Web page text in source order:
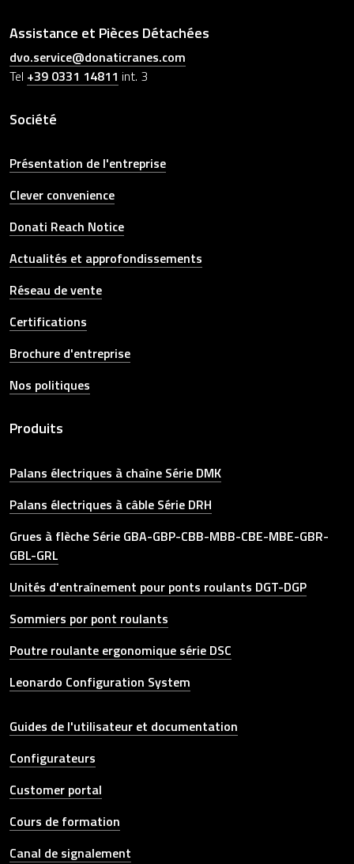
Assistance et Pièces Détachées
dvo.service@donaticranes.com
Tel +39 0331 14811 int. 3
Société
Présentation de l'entreprise
Clever convenience
Donati Reach Notice
Actualités et approfondissements
Réseau de vente
Certifications
Brochure d'entreprise
Nos politiques
Produits
Palans électriques à chaîne Série DMK
Palans électriques à câble Série DRH
Grues à flèche Série GBA-GBP-CBB-MBB-CBE-MBE-GBR-
GBL-GRL
Unités d'entraînement pour ponts roulants DGT-DGP
Sommiers por pont roulants
Poutre roulante ergonomique série DSC
Leonardo Configuration System
Other link
Guides de l'utilisateur et documentation
Configurateurs
Customer portal
Cours de formation
Canal de signalement